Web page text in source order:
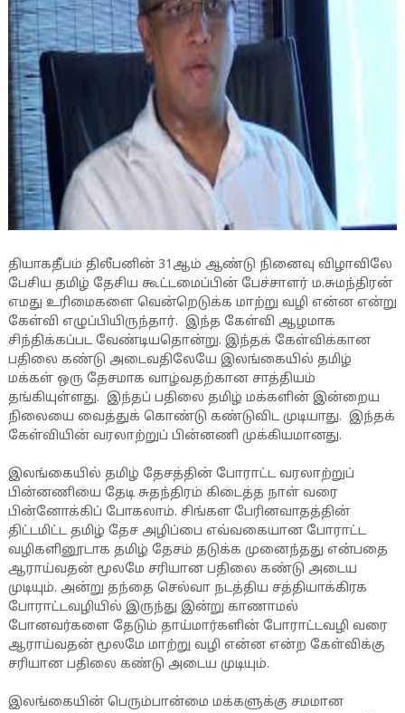
தியாகதீபம் திலீபனின் 31ஆம் ஆண்டு நினைவு விழாவிலே
பேசிய தமிழ் தேசிய கூட்டமைப்பின் பேச்சாளர் ம.சுமந்திரன்
எமது உரிமைகளை வென்றெடுக்க மாற்று வழி என்ன என்று
கேள்வி எழுப்பியிருந்தார். இந்த கேள்வி ஆழமாக
சிந்திக்கப்பட வேண்டியதொன்று. இந்தக் கேள்விக்கான
பதிலை கண்டு அடைவதிலேயே இலங்கையில் தமிழ்
மக்கள் ஒரு தேசமாக வாழ்வதற்கான சாத்தியம்
தங்கியுள்ளது. இந்தப் பதிலை தமிழ் மக்களின் இன்றைய
நிலையை வைத்துக் கொண்டு கண்டுவிட முடியாது. இந்தக்
கேள்வியின் வரலாற்றுப் பின்னணி முக்கியமானது.
இலங்கையில் தமிழ் தேசத்தின் போராட்ட வரலாற்றுப்
பின்னணியை தேடி சுதந்திரம் கிடைத்த நாள் வரை
பின்னோக்கிப் போகலாம். சிங்கள பேரினவாதத்தின்
திட்டமிட்ட தமிழ் தேச அழிப்பை எவ்வகையான போராட்ட
வழிகளினூடாக தமிழ் தேசம் தடுக்க முனைந்தது என்பதை
ஆராய்வதன் மூலமே சரியான பதிலை கண்டு அடைய
முடியும். அன்று தந்தை செல்வா நடத்திய சத்தியாக்கிரக
போராட்டவழியில் இருந்து இன்று காணாமல்
போனவர்களை தேடும் தாய்மார்களின் போராட்டவழி வரை
ஆராய்வதன் மூலமே மாற்று வழி என்ன என்ற கேள்விக்கு
சரியான பதிலை கண்டு அடைய முடியும்.
இலங்கையின் பெரும்பான்மை மக்களுக்கு சமமான